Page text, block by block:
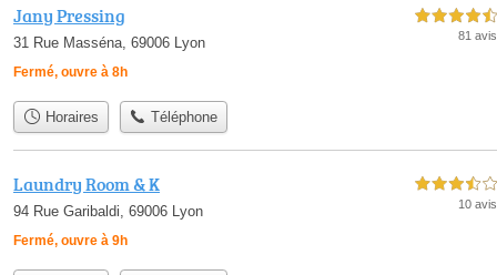
Jany Pressing
31 Rue Masséna, 69006 Lyon
Fermé, ouvre à 8h
4,5 étoiles sur 5
81 avis
Horaires Téléphone
Laundry Room & K
94 Rue Garibaldi, 69006 Lyon
Fermé, ouvre à 9h
3,5 étoiles sur 5
10 avis